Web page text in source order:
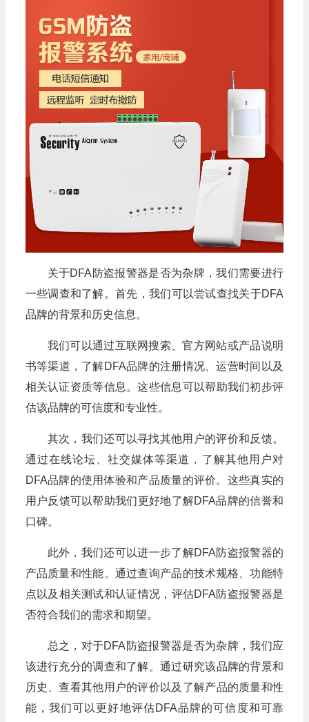
关于DFA防盗报警器是否为杂牌，我们需要进行
一些调查和了解。首先，我们可以尝试查找关于DFA
品牌的背景和历史信息。
我们可以通过互联网搜索、官方网站或产品说明
书等渠道，了解DFA品牌的注册情况、运营时间以及
相关认证资质等信息。这些信息可以帮助我们初步评
估该品牌的可信度和专业性。
其次，我们还可以寻找其他用户的评价和反馈。
通过在线论坛、社交媒体等渠道，了解其他用户对
DFA品牌的使用体验和产品质量的评价。这些真实的
用户反馈可以帮助我们更好地了解DFA品牌的信誉和
口碑。
此外，我们还可以进一步了解DFA防盗报警器的
产品质量和性能。通过查询产品的技术规格、功能特
点以及相关测试和认证情况，评估DFA防盗报警器是
否符合我们的需求和期望。
总之，对于DFA防盗报警器是否为杂牌，我们应
该进行充分的调查和了解。通过研究该品牌的背景和
历史、查看其他用户的评价以及了解产品的质量和性
能，我们可以更好地评估DFA品牌的可信度和可靠